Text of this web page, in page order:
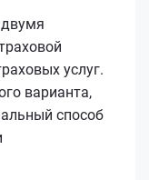
услуг.
варианта,
способ